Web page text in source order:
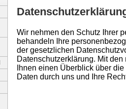
Wir nehmen den Schutz Ihrer
behandeln Ihre
der gesetzlichen
Datenschutzerklärung. Mit
Ihnen einen Überblick über
Daten durch uns und Ihre